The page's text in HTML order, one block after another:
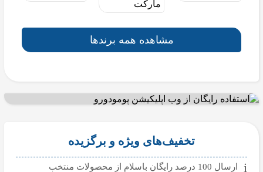
مشاهده همه برندها
تخفیف‌های ویژه و برگزیده
ارسال 100 درصد رایگان باسلام از محصولات منتخب